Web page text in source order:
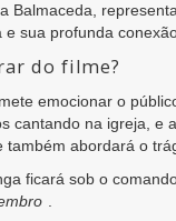
Balmaceda,
e sua profunda
do filme?
emocionar o
cantando na igreja, e
também abordará o
ficará sob o